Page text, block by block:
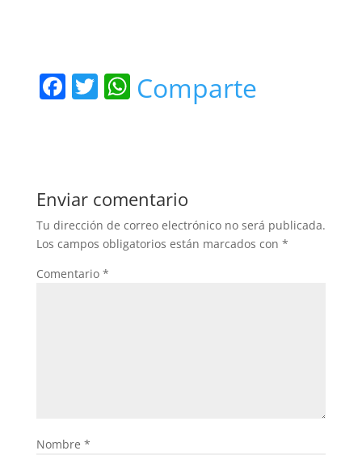
F
b
o
o
k
T W
A
p
p
Comparte
Enviar comentario
Tu dirección de correo electrónico no será publicada.
Los campos obligatorios están marcados con *
Comentario *
Nombre *